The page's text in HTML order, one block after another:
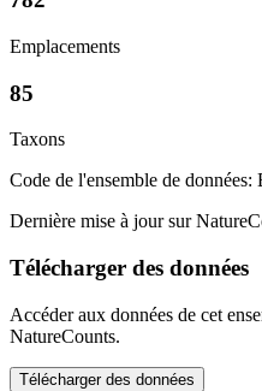
Emplacements
85
Taxons
Code de l'ensemble de
Dernière mise à jour sur
Télécharger des données
Accéder aux données de cet
NatureCounts.
Télécharger des données